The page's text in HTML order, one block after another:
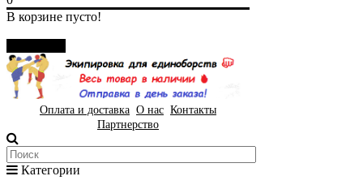
В корзине пусто!
Оплата и доставка О нас Контакты
Партнерство
Категории